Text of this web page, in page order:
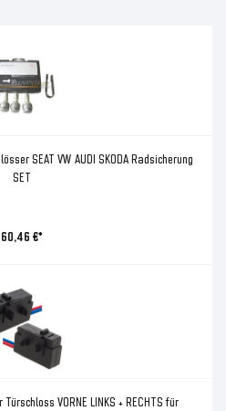
SEAT VW AUDI SKODA Radsicherung
SET
60,46 €*
VORNE LINKS + RECHTS für